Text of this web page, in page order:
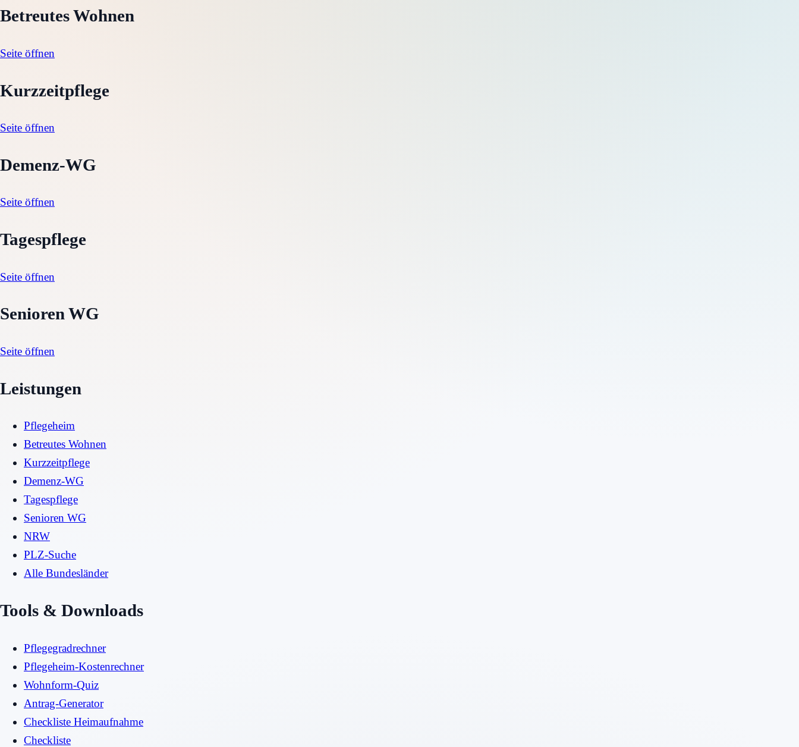
Betreutes Wohnen
Seite öffnen
Kurzzeitpflege
Seite öffnen
Demenz-WG
Seite öffnen
Tagespflege
Seite öffnen
Senioren WG
Seite öffnen
Leistungen
Pflegeheim
Betreutes Wohnen
Kurzzeitpflege
Demenz-WG
Tagespflege
Senioren WG
NRW
PLZ-Suche
Alle Bundesländer
Tools & Downloads
Pflegegradrechner
Pflegeheim-Kostenrechner
Wohnform-Quiz
Antrag-Generator
Checkliste Heimaufnahme
Checkliste